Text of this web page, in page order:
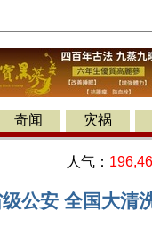
奇闻 灾祸
人气：
公安 全国大清